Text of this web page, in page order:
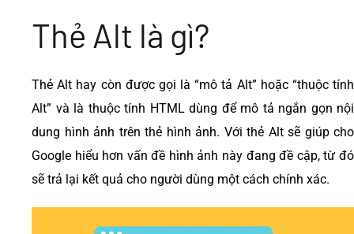
Thẻ Alt là gì?
Thẻ Alt hay còn được gọi là “mô tả Alt” hoặc “thuộc tính
Alt” và là thuộc tính HTML dùng để mô tả ngắn gọn nội
dung hình ảnh trên thẻ hình ảnh. Với thẻ Alt sẽ giúp cho
Google hiểu hơn vấn đề hình ảnh này đang đề cập, từ đó
sẽ trả lại kết quả cho người dùng một cách chính xác.